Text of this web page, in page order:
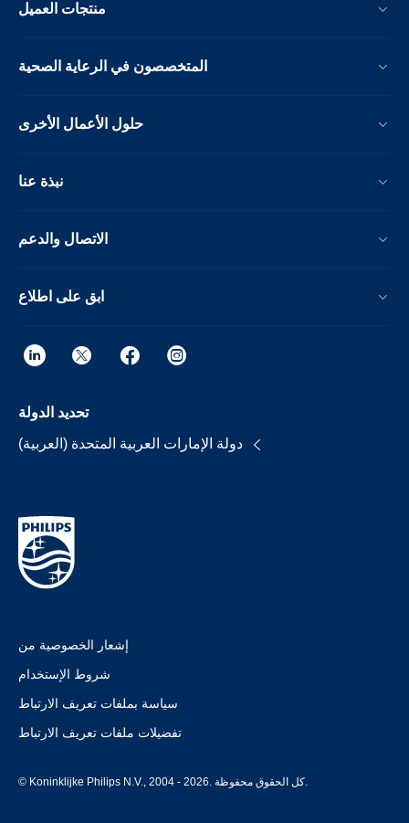
منتجات العميل
المتخصصون في الرعاية الصحية
حلول الأعمال الأخرى
نبذة عنا
الاتصال والدعم
ابق على اطلاع
تحديد الدولة
إشعار الخصوصية من
شروط الإستخدام
سياسة بملفات تعريف الارتباط
تفضيلات ملفات تعريف الارتباط
© Koninklijke Philips N.V., 2004 - 2026. كل الحقوق محفوظة.